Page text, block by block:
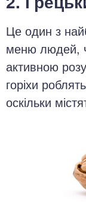
Це один з
меню людей,
активною
горіхи
оскільки